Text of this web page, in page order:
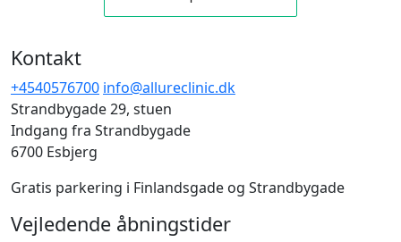
Kontakt
+4540576700 info@allureclinic.dk
Strandbygade 29, stuen
Indgang fra Strandbygade
6700 Esbjerg
Gratis parkering i Finlandsgade og Strandbygade
Vejledende åbningstider